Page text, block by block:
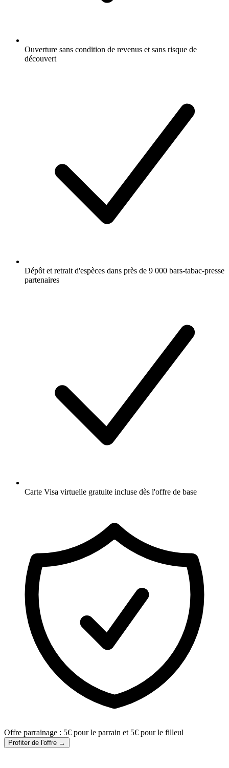
Ouverture sans condition de revenus et sans risque de
découvert
Dépôt et retrait d'espèces dans près de 9 000 bars-tabac-presse
partenaires
Carte Visa virtuelle gratuite incluse dès l'offre de base
Offre parrainage : 5€ pour le parrain et 5€ pour le filleul
Profiter de l'offre →